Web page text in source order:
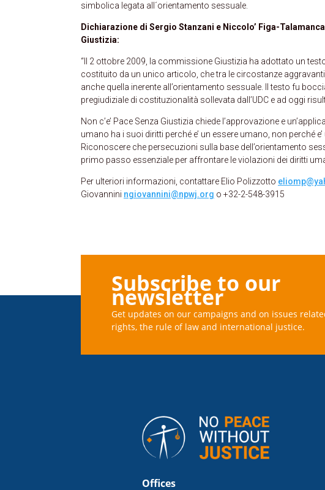
simbolica legata all´orientamento sessuale.
Dichiarazione di Sergio Stanzani e Niccolo’ Figa-
Giustizia:
“Il 2 ottobre 2009, la commissione Giustizia ha adottato un
costituito da un unico articolo, che tra le circostanze
anche quella inerente all’orientamento sessuale. Il testo fu
pregiudiziale di costituzionalità sollevata dall’UDC e ad oggi
Non c’e’ Pace Senza Giustizia chiede l’approvazione e
umano ha i suoi diritti perché e’ un essere umano, non perché
Riconoscere che persecuzioni sulla base dell’orientamento
primo passo essenziale per affrontare le violazioni dei diritti
Per ulteriori informazioni, contattare Elio Polizzotto
Giovannini ngiovannini@npwj.org o +32-2-548-3915
Subscribe to our
newsletter
Get updates on our campaigns and on issues
rights, the rule of law and international justice.
Offices